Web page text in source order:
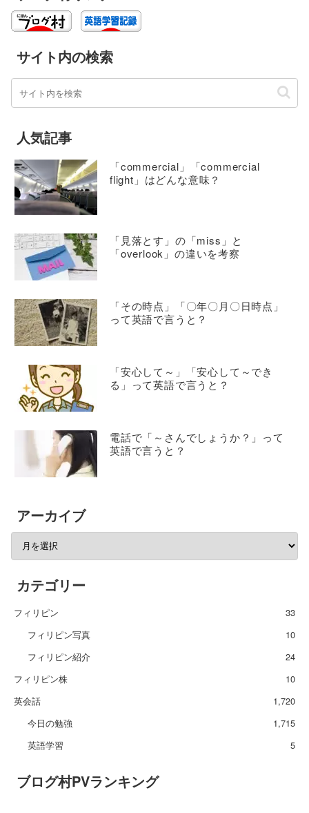
サイト内の検索
人気記事
「commercial」「commercial
flight」はどんな意味？
「見落とす」の「miss」と
「overlook」の違いを考察
「その時点」「〇年〇月〇日時点」
って英語で言うと？
「安心して～」「安心して～でき
る」って英語で言うと？
電話で「～さんでしょうか？」って
英語で言うと？
アーカイブ
カテゴリー
フィリピン
33
フィリピン写真
10
フィリピン紹介
24
フィリピン株
10
英会話
1,720
今日の勉強
1,715
英語学習
5
ブログ村PVランキング